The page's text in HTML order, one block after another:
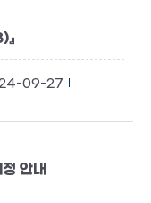
09-27
안내